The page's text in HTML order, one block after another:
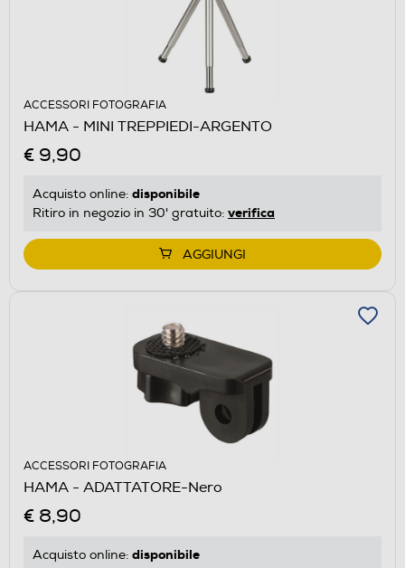
ACCESSORI FOTOGRAFIA
HAMA - MINI TREPPIEDI-ARGENTO
€ 9,90
Acquisto online: disponibile
Ritiro in negozio in 30' gratuito: verifica
AGGIUNGI
ACCESSORI FOTOGRAFIA
HAMA - ADATTATORE-Nero
€ 8,90
Acquisto online: disponibile